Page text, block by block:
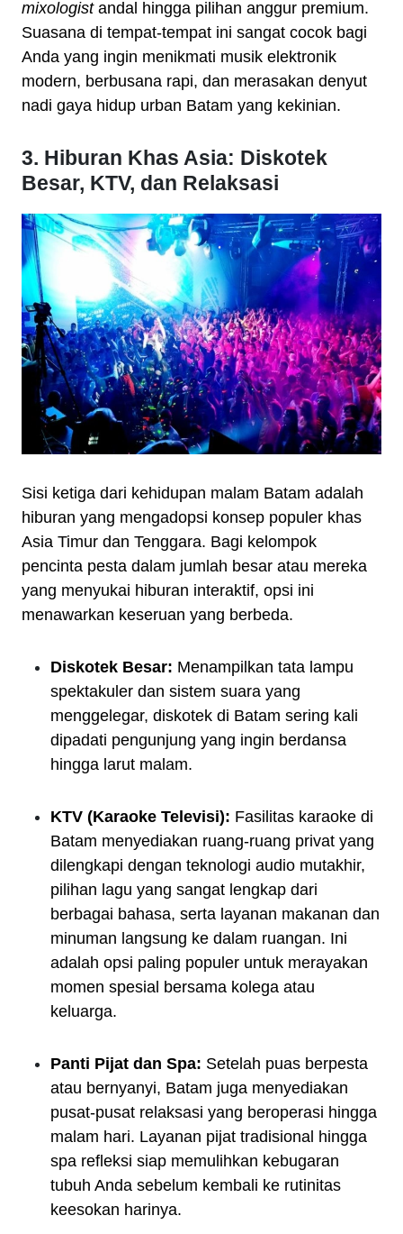
mixologistandal hingga pilihan anggur premium.
Suasana di tempat-tempat ini sangat cocok bagi
Anda yang ingin menikmati musik elektronik
modern, berbusana rapi, dan merasakan denyut
nadi gaya hidup urban Batam yang kekinian.
3. Hiburan Khas Asia: Diskotek
Besar, KTV, dan Relaksasi
Sisi ketiga dari kehidupan malam Batam adalah
hiburan yang mengadopsi konsep populer khas
Asia Timur dan Tenggara. Bagi kelompok
pencinta pesta dalam jumlah besar atau mereka
yang menyukai hiburan interaktif, opsi ini
menawarkan keseruan yang berbeda.
Diskotek Besar: Menampilkan tata lampu
spektakuler dan sistem suara yang
menggelegar, diskotek di Batam sering kali
dipadati pengunjung yang ingin berdansa
hingga larut malam.
KTV (Karaoke Televisi): Fasilitas karaoke di
Batam menyediakan ruang-ruang privat yang
dilengkapi dengan teknologi audio mutakhir,
pilihan lagu yang sangat lengkap dari
berbagai bahasa, serta layanan makanan dan
minuman langsung ke dalam ruangan. Ini
adalah opsi paling populer untuk merayakan
momen spesial bersama kolega atau
keluarga.
Panti Pijat dan Spa: Setelah puas berpesta
atau bernyanyi, Batam juga menyediakan
pusat-pusat relaksasi yang beroperasi hingga
malam hari. Layanan pijat tradisional hingga
spa refleksi siap memulihkan kebugaran
tubuh Anda sebelum kembali ke rutinitas
keesokan harinya.